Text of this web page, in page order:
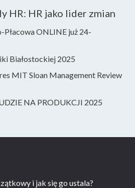
HR: HR jako lider zmian
ONLINE już 24-
Białostockiej 2025
MIT Sloan Management Review
NA PRODUKCJI 2025
i jak się go ustala?